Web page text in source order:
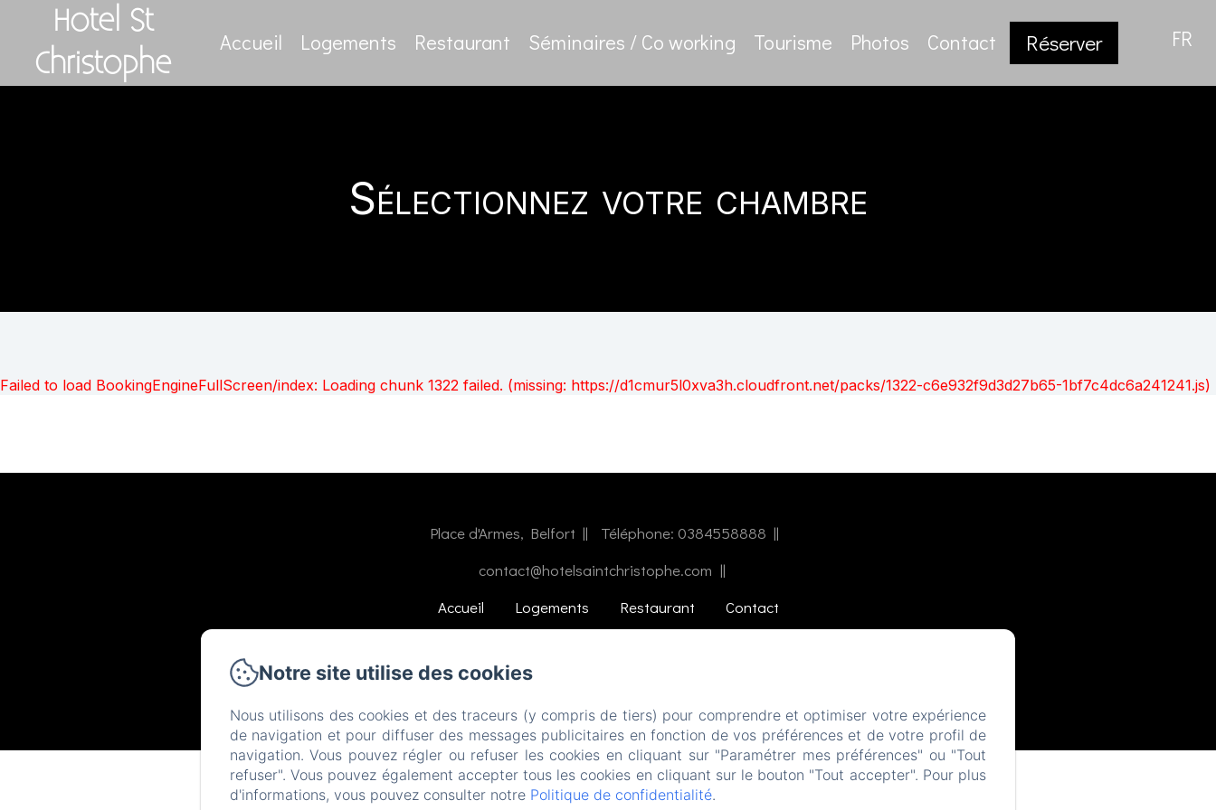
Hotel St
Christophe
Accueil Logements Restaurant Séminaires / Co working Tourisme Photos Contact Réserver FR
Sélectionnez votre chambre
Failed to load BookingEngineFullScreen/index: Loading chunk 1322 failed. (missing: https://d1cmur5l0xva3h.cloudfront.net/packs/1322-c6e932f9d3d27b65-1bf7c4dc6a241241.js)
Place d'Armes, Belfort
Téléphone: 0384558888
contact@hotelsaintchristophe.com
Accueil
Logements Restaurant
Contact
Notre site utilise des cookies
Nous utilisons des cookies et des traceurs (y compris de tiers) pour comprendre et optimiser votre expérience
de navigation et pour diffuser des messages publicitaires en fonction de vos préférences et de votre profil de
navigation. Vous pouvez régler ou refuser les cookies en cliquant sur "Paramétrer mes préférences" ou "Tout
refuser". Vous pouvez également accepter tous les cookies en cliquant sur le bouton "Tout accepter". Pour plus
d'informations, vous pouvez consulter notre Politique de confidentialité.